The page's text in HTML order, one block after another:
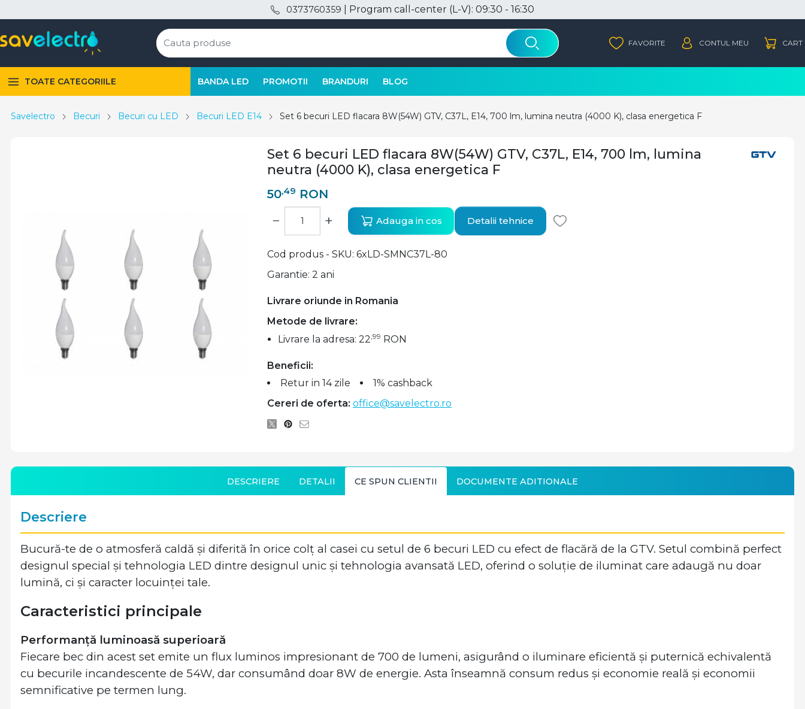
0373760359 | Program call-center (L-V): 09:30 - 16:30
TOATE CATEGORIILE BANDA LED PROMOTII BRANDURI BLOG
Savelectro Becuri Becuri cu LED Becuri LED E14 Set 6 becuri LED flacara 8W(54W) GTV, C37L, E14, 700 lm, lumina neutra (4000 K), clasa energetica F
Set 6 becuri LED flacara 8W(54W) GTV, C37L, E14, 700 lm, lumina
neutra (4000 K), clasa energetica F
50,49 RON
Livrare oriunde in Romania
Cod produs - SKU 6xLD-SMNC37L-80
Metode de livrare:
Livrare la adresa: 22,99 RON
− + Adauga in cos Detalii tehnice
Garantie: 2 ani
Beneficii:
Retur in 14 zile
1% cashback
Cereri de oferta: office@savelectro.ro
DESCRIERE DETALII CE SPUN CLIENTII DOCUMENTE ADITIONALE
Descriere
Bucură-te de o atmosferă caldă și diferită în orice colț al casei cu setul de 6 becuri LED cu efect de flacără de la GTV. Setul combină perfect
designul special și tehnologia LED dintre designul unic și tehnologia avansată LED, oferind o soluție de iluminat care adaugă nu doar
lumină, ci și caracter locuinței tale.
Caracteristici principale
Performanță luminoasă superioară
Fiecare bec din acest set emite un flux luminos impresionant de 700 de lumeni, asigurând o iluminare eficientă și puternică echivalentă
cu becurile incandescente de 54W, dar consumând doar 8W de energie. Asta înseamnă consum redus și economie reală și economii
semnificative pe termen lung.